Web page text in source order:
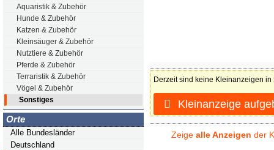
Aquaristik & Zubehör
Hunde & Zubehör
Katzen & Zubehör
Kleinsäuger & Zubehör
Nutztiere & Zubehör
Pferde & Zubehör
Terraristik & Zubehör
Vögel & Zubehör
Sonstiges
Orte
Alle Bundesländer
Deutschland
Derzeit sind keine Kleinanzeigen in
Kleinanzeige
Zeige alle Anzeigen der